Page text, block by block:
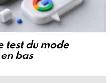
test du mode
bas